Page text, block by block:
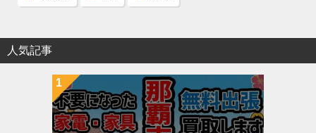
人気記事